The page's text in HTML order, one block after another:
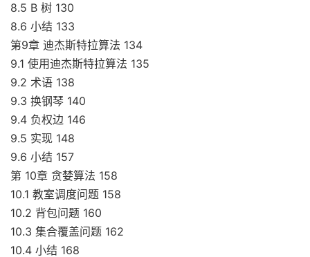
8.5 B 树 130
8.6 小结 133
第9章 迪杰斯特拉算法 134
9.1 使用迪杰斯特拉算法 135
9.2 术语 138
9.3 换钢琴 140
9.4 负权边 146
9.5 实现 148
9.6 小结 157
第 10章 贪婪算法 158
10.1 教室调度问题 158
10.2 背包问题 160
10.3 集合覆盖问题 162
10.4 小结 168